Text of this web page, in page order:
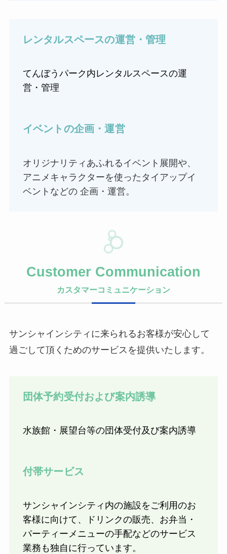
レンタルスペースの運営・管理
てんぼうパーク内レンタルスペースの運
営・管理
イベントの企画・運営
オリジナリティあふれるイベント展開や、
アニメキャラクターを使ったタイアップイ
ベントなどの 企画・運営。
Customer Communication
カスタマーコミュニケーション
サンシャインシティに来られるお客様が安心して
過ごして頂くためのサービスを提供いたします。
団体予約受付および案内誘導
水族館・展望台等の団体受付及び案内誘導
付帯サービス
サンシャインシティ内の施設をご利用のお
客様に向けて、ドリンクの販売、お弁当・
パーティーメニューの手配などのサービス
業務も独自に行っています。